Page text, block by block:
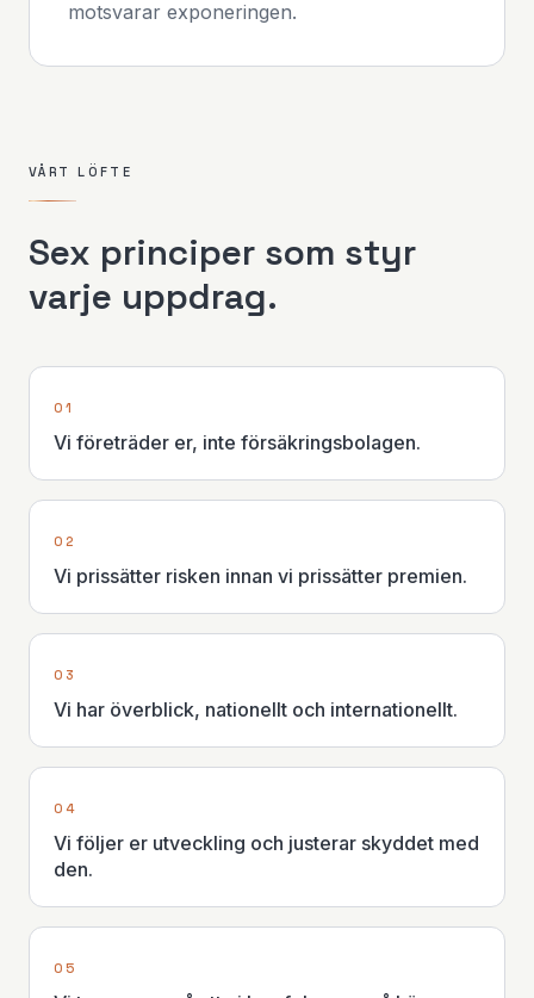
motsvarar exponeringen.
VÅRT LÖFTE
Sex principer som styr
varje uppdrag.
01
Vi företräder er, inte försäkringsbolagen.
02
Vi prissätter risken innan vi prissätter premien.
0 3
Vi har överblick, nationellt och internationellt.
04
Vi följer er utveckling och justerar skyddet med
den.
05